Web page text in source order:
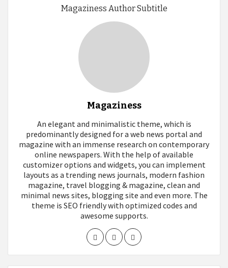
Magaziness Author Subtitle
Magaziness
An elegant and minimalistic theme, which is
predominantly designed for a web news portal and
magazine with an immense research on contemporary
online newspapers. With the help of available
customizer options and widgets, you can implement
layouts as a trending news journals, modern fashion
magazine, travel blogging & magazine, clean and
minimal news sites, blogging site and even more. The
theme is SEO friendly with optimized codes and
awesome supports.